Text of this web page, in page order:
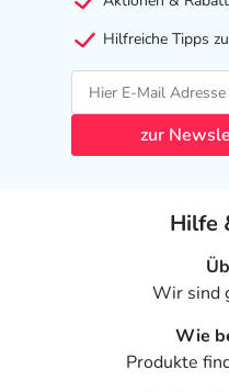
Hilfreiche Tipps
zur
Hilfe
Wir sind
Wie
Produkte